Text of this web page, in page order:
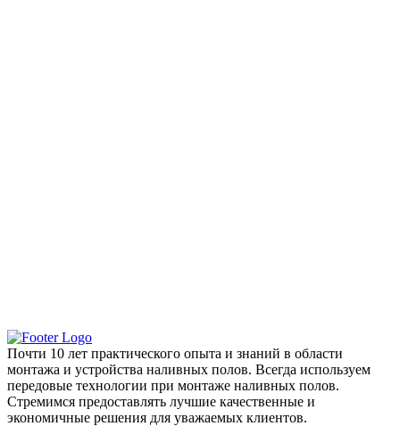
Почти 10 лет практического опыта и знаний в области
монтажа и устройства наливных полов. Всегда используем
передовые технологии при монтаже наливных полов.
Стремимся предоставлять лучшие качественные и
экономичные решения для уважаемых клиентов.